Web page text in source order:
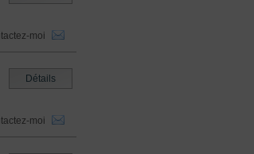
moi
Détails
moi